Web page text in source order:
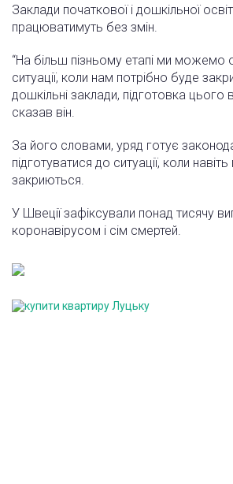
Заклади початкової і дошкільної
працюватимуть без змін.
“На більш пізньому етапі ми можемо
ситуації, коли нам потрібно буде
дошкільні заклади, підготовка цього
сказав він.
За його словами, уряд готує
підготуватися до ситуації, коли
закриються.
У Швеції зафіксували понад тисячу
коронавірусом і сім смертей.